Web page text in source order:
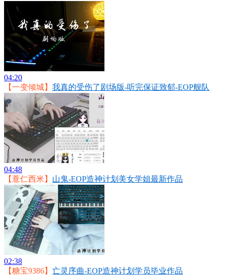
04:20
【一变倾城】 我真的受伤了剧场版-听完保证致郁-EOP舰队
04:48
【薏仁西米】 山鬼-EOP造神计划美女学姐最新作品
02:38
【糖宝9386】 亡灵序曲-EOP造神计划学员毕业作品